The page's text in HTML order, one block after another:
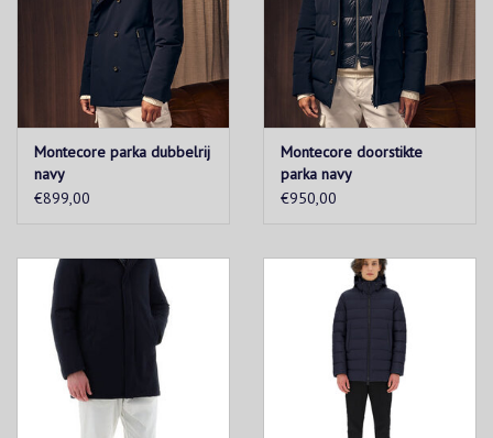
Montecore parka dubbelrij
navy
€899,00
Montecore doorstikte
parka navy
€950,00